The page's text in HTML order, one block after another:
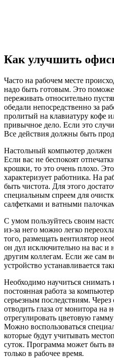
Как улучшить
Часто на рабочем месте
надо быть готовым. Это
переживать относительно
обедали непосредственно за
пролитый на клавиатуру кофе
привычное дело. Если это
Все действия должны быть
Настольный компьютер должен
Если вас не беспокоят
крошки, то это очень плохо.
характеризует работника. На
быть чистота. Для этого
специальным спреем для
салфетками и ватными
С умом пользуйтесь своим
из-за него можно легко
того, размещать вентилятор
он дул исключительно на вас и
другим коллегам. Если же сам
устройство устанавливается
Необходимо научиться снимать
постоянная работа за
серьезным последствиям.
отводить глаза от монитора на
отрегулировать цветовую
Можно воспользоваться
которые будут учитывать
суток. Программа может быть
только в рабочее время.